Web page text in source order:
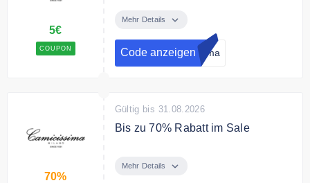
5€
COUPON
Camicissima Newsletter an und
erhalten Sie einen 5€ Gutschein
auf Ihren Einkauf.
Mehr Details
Code anzeigen sima
70%
Gültig bis 31.08.2026
Bis zu 70% Rabatt im Sale
Ihre Bestellung
Mehr Details